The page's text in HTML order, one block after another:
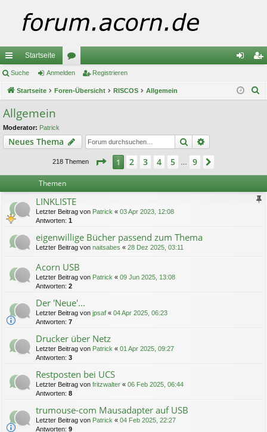
ch
ne
llz
ug
riff
Startseite
or
en m ist
Suche Anmelden Registrieren
Startseite Foren-Übersicht RISCOS Allgemein
Allgemein
Moderator: Patrick
Neues Thema Suche
218 Themen Seite 1 von 9
1 2 3 4 5 9
Themen
LINKLISTE
Letzter Beitrag von Patrick « 03 Apr 2023, 12:08
Antworten: 1
eigenwillige Bücher passend zum Thema
Letzter Beitrag von naitsabes « 28 Dez 2025, 03:11
Acorn USB
Letzter Beitrag von Patrick « 09 Jun 2025, 13:08
Antworten: 2
Der 'Neue'...
Letzter Beitrag von jpsaf « 04 Apr 2025, 06:23
Antworten: 7
Drucker über Netz
Letzter Beitrag von Patrick « 01 Apr 2025, 09:27
Antworten: 3
Restposten bei UCS
Letzter Beitrag von fritzwalter « 06 Feb 2025, 06:44
Antworten: 8
trumouse-com Mausadapter auf USB
Letzter Beitrag von Patrick « 04 Feb 2025, 22:27
Antworten: 9